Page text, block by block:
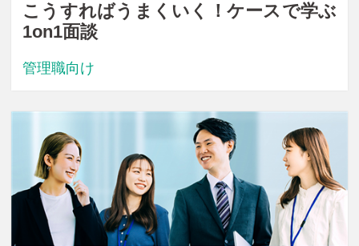
こうすればうまくいく！ケースで学ぶ
1on1面談
管理職向け